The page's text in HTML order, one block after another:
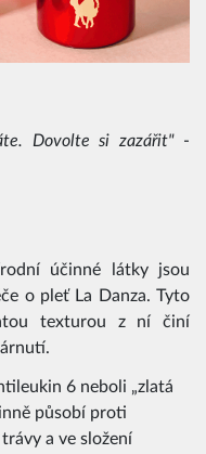
Dovolte si zazářit" -
účinné látky jsou
o pleť La Danza. Tyto
texturou z ní činí
6 neboli „zlatá
působí proti
a ve složení